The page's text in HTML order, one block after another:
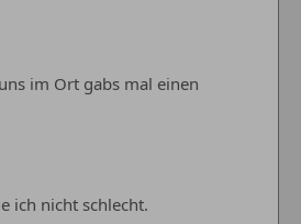
im Ort gabs mal einen
ich nicht schlecht.